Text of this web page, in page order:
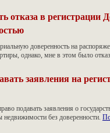
отказа в регистрации
доверенность на
однако, мне в этом было
заявления на
подавать заявления о
недвижимости без доверенности.